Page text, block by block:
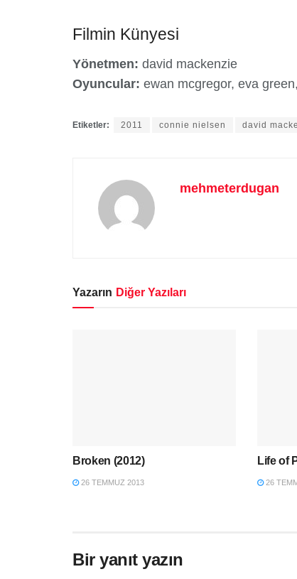
Filmin Künyesi
Yönetmen: david mackenzie
Oyuncular: ewan mcgregor, eva
Etiketler: 2011 connie nielsen david
mehmeterdugan
Yazarın Diğer Yazıları
Broken (2012)
26 TEMMUZ 2013
Life of
26
Bir yanıt yazın